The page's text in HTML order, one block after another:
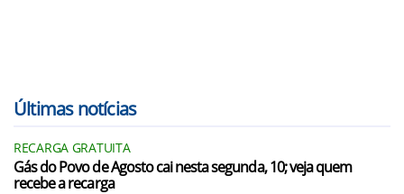
Últimas notícias
RECARGA GRATUITA
Gás do Povo de Agosto cai nesta segunda, 10; veja quem
recebe a recarga